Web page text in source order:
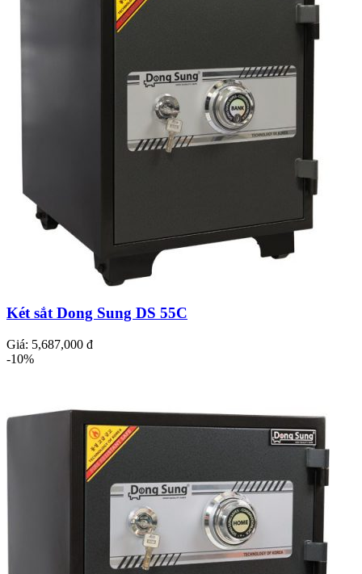
Két sắt Dong Sung DS 55C
Giá: 5,687,000 đ
-10%